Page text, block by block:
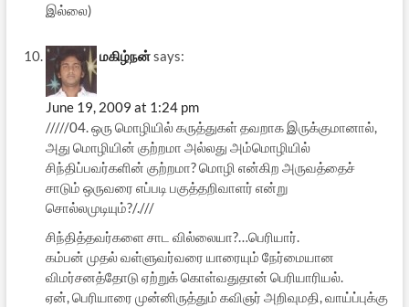
இல்லை)
மகிழ்நன்says:
June 19, 2009 at 1:24 pm
/////04. ஒரு மொழியில் கருத்துகள் தவறாக இருக்குமானால்,
அது மொழியின் குற்றமா அல்லது அம்மொழியில்
சிந்திப்பவர்களின் குற்றமா? மொழி என்கிற அருவத்தைச்
சாடும் ஒருவரை எப்படி பகுத்தறிவாளர் என்று
சொல்லமுடியும்?/.///
சிந்தித்தவர்களை சாட வில்லையா?…பெரியார்.
கம்பன் முதல் வள்ளுவர்வரை யாரையும் நேர்மையான
விமர்சனத்தோடு ஏற்றுக் கொள்வதுதான் பெரியாரியல்.
ஏன், பெரியாரை முன்னிருத்தும் கவிஞர் அறிவுமதி, வாய்ப்புக்கு